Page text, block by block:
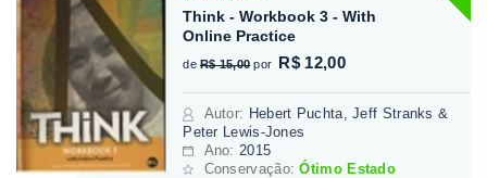
Think - Workbook 3 - With
Online Practice
de R$ 15,00 por R$ 12,00
Autor: Hebert Puchta, Jeff Stranks &
Peter Lewis-Jones
Ano: 2015
Conservação:Ótimo Estado